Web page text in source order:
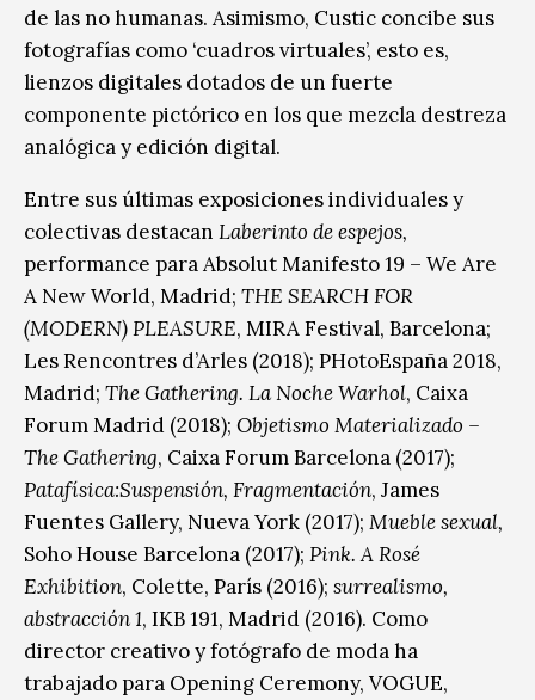
de las no humanas. Asimismo, Custic concibe sus
fotografías como ‘cuadros virtuales’, esto es,
lienzos digitales dotados de un fuerte
componente pictórico en los que mezcla destreza
analógica y edición digital.
Entre sus últimas exposiciones individuales y
colectivas destacan Laberinto de espejos,
performance para Absolut Manifesto 19 – We Are
A New World, Madrid; THE SEARCH FOR
(MODERN) PLEASURE, MIRA Festival, Barcelona;
Les Rencontres d’Arles (2018); PHotoEspaña 2018,
Madrid; The Gathering. La Noche Warhol, Caixa
Forum Madrid (2018); Objetismo Materializado –
The Gathering, Caixa Forum Barcelona (2017);
Patafísica:Suspensión, Fragmentación, James
Fuentes Gallery, Nueva York (2017); Mueble sexual,
Soho House Barcelona (2017); Pink. A Rosé
Exhibition, Colette, París (2016); surrealismo,
abstracción 1, IKB 191, Madrid (2016). Como
director creativo y fotógrafo de moda ha
trabajado para Opening Ceremony, VOGUE,